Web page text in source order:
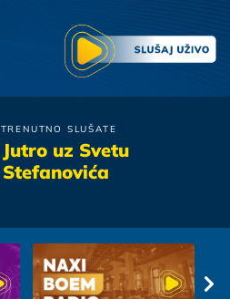
TRENUTNO SLUŠATE
Jutro uz Svetu
Stefanovića
Magnifico
Samo malo